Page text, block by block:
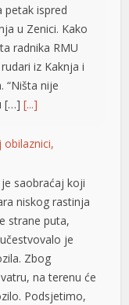
petak ispred
u Zenici. Kako
radnika RMU
iz Kaknja i
“Ništa nije
[…][...]
saobraćaj koji
niskog rastinja
strane puta,
je
Zbog
na terenu će
Podsjetimo,